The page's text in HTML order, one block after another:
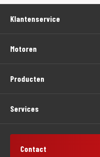
Klantenservice
Motoren
Producten
Services
Contact